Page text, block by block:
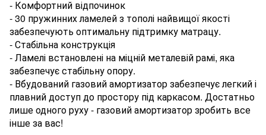
- Комфортний відпочинок
- 30 пружинних ламелей з тополі найвищої якості
забезпечують оптимальну підтримку матрацу.
- Стабільна конструкція
- Ламелі встановлені на міцній металевій рамі, яка
забезпечує стабільну опору.
- Вбудований газовий амортизатор забезпечує легкий і
плавний доступ до простору під каркасом. Достатньо
лише одного руху - газовий амортизатор зробить все
інше за вас!